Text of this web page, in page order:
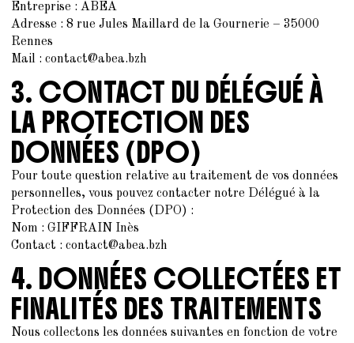
Entreprise : ABEA
Adresse : 8 rue Jules Maillard de la Gournerie – 35000
Rennes
Mail : contact@abea.bzh
3. CONTACT DU DÉLÉGUÉ À
LA PROTECTION DES
DONNÉES (DPO)
Pour toute question relative au traitement de vos données
personnelles, vous pouvez contacter notre Délégué à la
Protection des Données (DPO) :
Nom : GIFFRAIN Inès
Contact : contact@abea.bzh
4. DONNÉES COLLECTÉES ET
FINALITÉS DES TRAITEMENTS
Nous collectons les données suivantes en fonction de votre